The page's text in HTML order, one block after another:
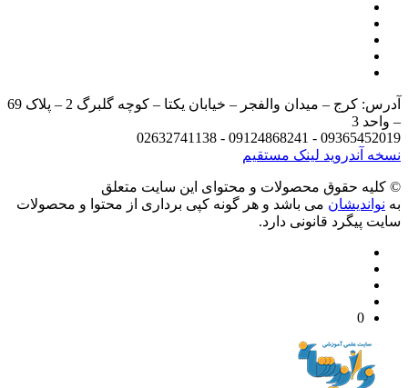
آدرس: کرج – میدان والفجر – خیابان یکتا – کوچه گلبرگ 2 – پلاک 69
3
09365452019 - 09124868241 -
آندرویدلینک مستقیم
حقوق محصولات و محتوای اين سایت متعلق
می باشد و هر گونه کپی برداری از محتوا و محصولات
پیگرد قانونی دارد.